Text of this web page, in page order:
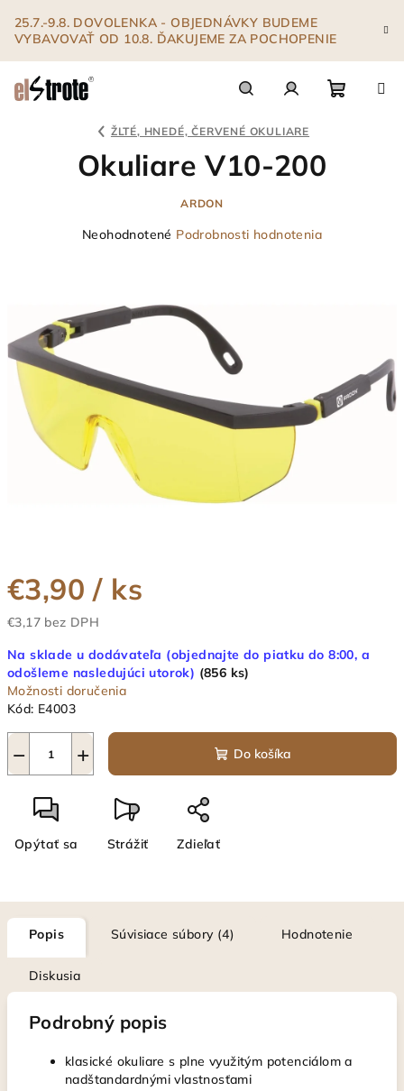
obsah
25.7.-9.8. DOVOLENKA - OBJEDNÁVKY BUDEME
VYBAVOVAŤ OD 10.8. ĎAKUJEME ZA POCHOPENIE
ŽLTÉ, HNEDÉ, ČERVENÉ OKULIARE
€3,90/ ks
€3,17 bez DPH
cena:
Na sklade u dodávateľa (objednajte do piatku do 8:00, a
odošleme nasledujúci utorok) (856 ks)
Možnosti doručenia
Kód: E4003
+
− Do košíka
Opýtať sa Strážiť Zdieľať
Okuliare V10-200
ARDON
Priemerné
z
5
Neohodnotené Podrobnosti hodnotenia
Popis Súvisiace súbory (4) Hodnotenie
Diskusia
Podrobný popis
klasické okuliare s plne využitým potenciálom a
nadštandardnými vlastnosťami